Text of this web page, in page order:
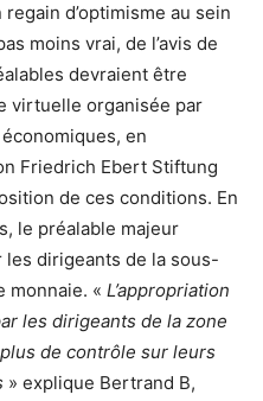
d’optimisme au sein
moins vrai, de l’avis de
devraient être
virtuelle organisée par
en
Friedrich Ebert Stiftung
de ces conditions. En
le préalable majeur
les dirigeants de la sous-
monnaie. « L’appropriation
les dirigeants de la zone
de contrôle sur leurs
» explique Bertrand B,